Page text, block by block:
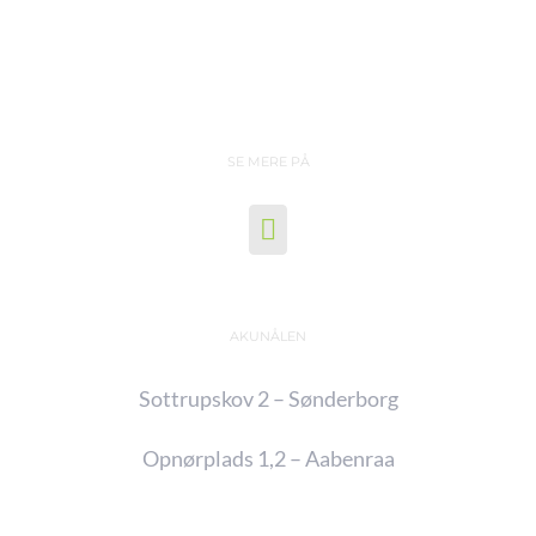
SE MERE PÅ
AKUNÅLEN
Sottrupskov 2 – Sønderborg
Opnørplads 1,2 – Aabenraa